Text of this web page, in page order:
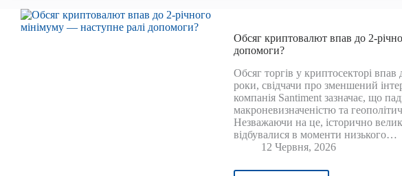
варто
купувати
це
прямо
зараз?
Обсяг криптовалют впав до 2-
допомоги?
Обсяг торгів у криптосекторі
роки, свідчачи про зменшений
компанія Santiment зазначає, що
макроневизначеністю та
Незважаючи на це, історично
відбувалися в моменти низького…
12 Червня, 2026